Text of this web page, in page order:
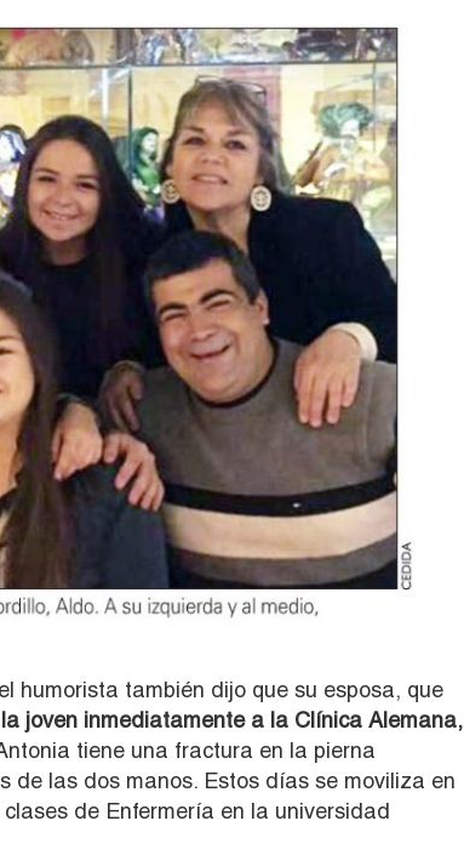
humorista también dijo que su esposa, que
joven inmediatamente a la Clínica Alemana,
tiene una fractura en la pierna
de las dos manos. Estos días se moviliza en
de Enfermería en la universidad